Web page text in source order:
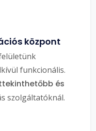
központ
funkcionális.
és
szolgáltatóknál.